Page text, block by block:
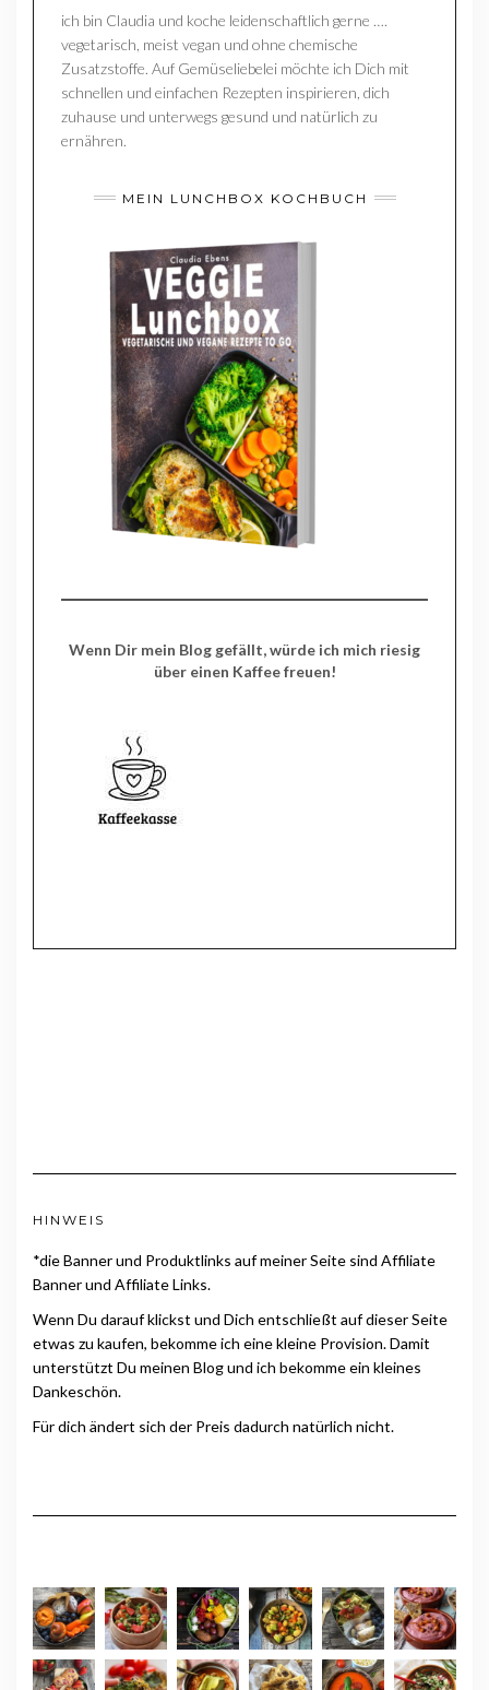
ich bin Claudia und koche leidenschaftlich gerne ….
vegetarisch, meist vegan und ohne chemische
Zusatzstoffe. Auf Gemüseliebelei möchte ich Dich mit
schnellen und einfachen Rezepten inspirieren, dich
zuhause und unterwegs gesund und natürlich zu
ernähren.
MEIN LUNCHBOX KOCHBUCH
Wenn Dir mein Blog gefällt, würde ich mich riesig
über einen Kaffee freuen!
HINWEIS
*die Banner und Produktlinks auf meiner Seite sind Affiliate
Banner und Affiliate Links.
Wenn Du darauf klickst und Dich entschließt auf dieser Seite
etwas zu kaufen, bekomme ich eine kleine Provision. Damit
unterstützt Du meinen Blog und ich bekomme ein kleines
Dankeschön.
Für dich ändert sich der Preis dadurch natürlich nicht.